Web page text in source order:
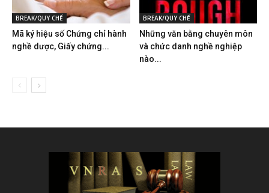
BREAK/QUY CHẾ
Mã ký hiệu số Chứng chỉ hành
nghề dược, Giấy chứng...
BREAK/QUY CHẾ
Những văn bằng chuyên môn
và chức danh nghề nghiệp
nào...